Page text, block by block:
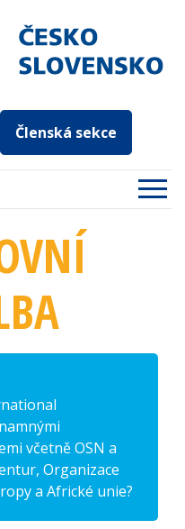
Členská sekce
včetně OSN a
Organizace
a Africké unie?